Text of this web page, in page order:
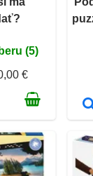
(5)
€